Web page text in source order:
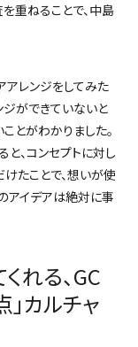
重ねることで、中島
アレンジをしてみた
ジができていないと
とがわかりました。
と、コンセプトに対し
けたことで、想いが使
アイデアは絶対に事
れる、GC
カルチャ